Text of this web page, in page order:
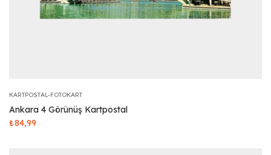
KARTPOSTAL-FOTOKART
Ankara 4 Görünüş Kartpostal
₺84,99